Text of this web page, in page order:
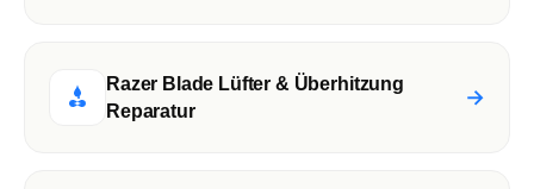
Razer Blade Lüfter & Überhitzung
Reparatur
→